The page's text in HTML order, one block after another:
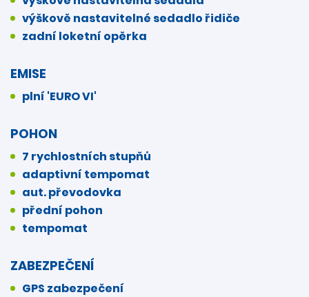
výškově nastavitelné sedadlo řidiče
zadní loketní opěrka
EMISE
plní 'EURO VI'
POHON
7 rychlostních stupňů
adaptivní tempomat
aut. převodovka
přední pohon
tempomat
ZABEZPEČENÍ
GPS zabezpečení